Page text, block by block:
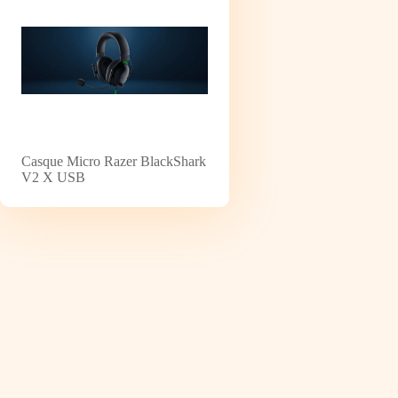
Casque Micro Razer BlackShark
V2 X USB